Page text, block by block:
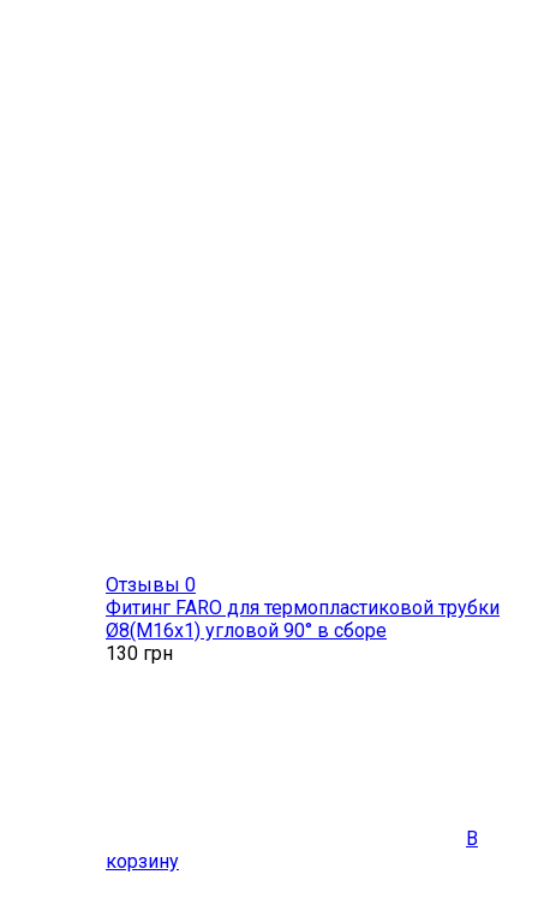
Отзывы 0
Фитинг FARO для термопластиковой трубки
Ø8(M16x1) угловой 90° в сборе
130 грн
В
корзину